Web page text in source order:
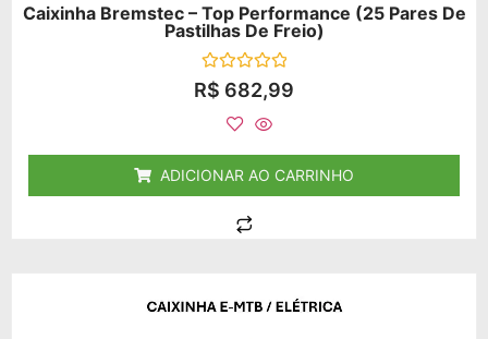
Caixinha Bremstec – Top Performance (25 Pares De
Pastilhas De Freio)
Avaliação
0
R$ 682,99
ADICIONAR AO CARRINHO